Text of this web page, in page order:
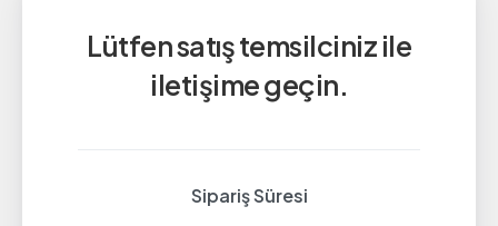
Lütfen satış temsilciniz ile
iletişime geçin.
Sipariş Süresi